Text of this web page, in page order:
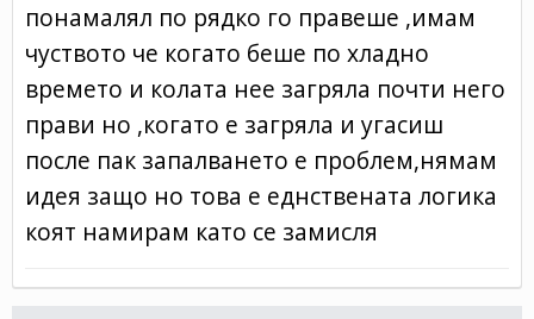
понамалял по рядко го правеше ,имам
чуството че когато беше по хладно
времето и колата нее загряла почти него
прави но ,когато е загряла и угасиш
после пак запалването е проблем,нямам
идея защо но това е еднствената логика
коят намирам като се замисля